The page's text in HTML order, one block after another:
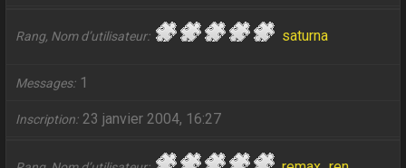
Rang, Nom d’utilisateur saturna
Messages 1
Inscription 23 janvier 2004, 16:27